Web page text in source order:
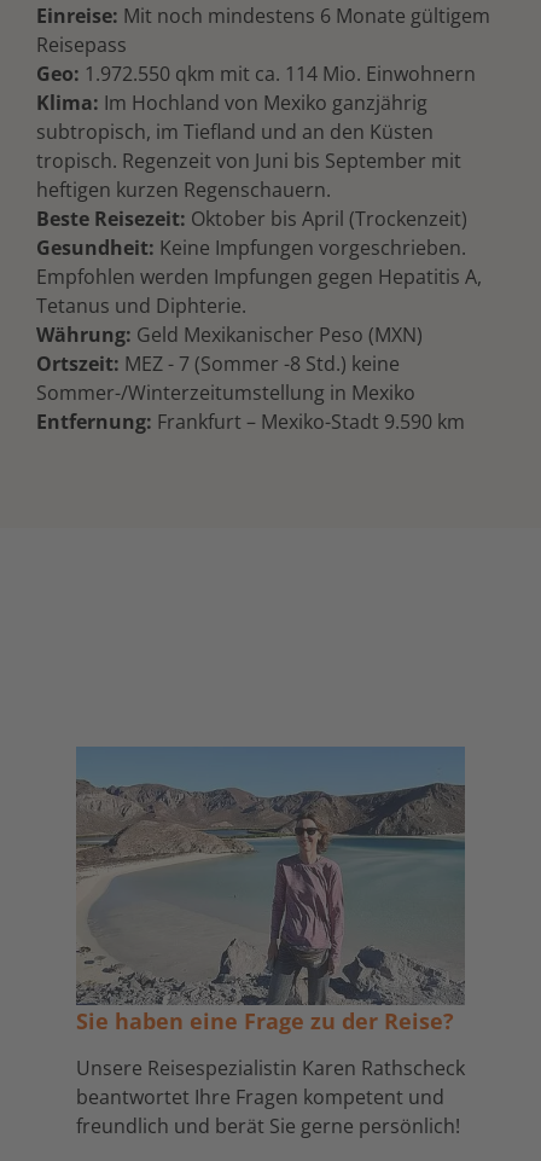
Einreise: Mit noch mindestens 6 Monate gültigem
Reisepass
Geo: 1.972.550 qkm mit ca. 114 Mio. Einwohnern
Klima: Im Hochland von Mexiko ganzjährig
subtropisch, im Tiefland und an den Küsten
tropisch. Regenzeit von Juni bis September mit
heftigen kurzen Regenschauern.
Beste Reisezeit: Oktober bis April (Trockenzeit)
Gesundheit: Keine Impfungen vorgeschrieben.
Empfohlen werden Impfungen gegen Hepatitis A,
Tetanus und Diphterie.
Währung: Geld Mexikanischer Peso (MXN)
Ortszeit: MEZ - 7 (Sommer -8 Std.) keine
Sommer-/Winterzeitumstellung in Mexiko
Entfernung: Frankfurt – Mexiko-Stadt 9.590 km
Sie haben eine Frage zu der Reise?
Unsere Reisespezialistin Karen Rathscheck
beantwortet Ihre Fragen kompetent und
freundlich und berät Sie gerne persönlich!